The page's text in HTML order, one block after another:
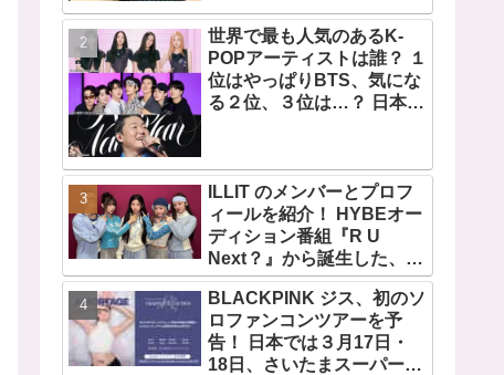
世界で最も人気のあるK-
POPアーティストは誰？ １
位はやっぱりBTS、気にな
る２位、３位は…？ 日本の
の個性あふれるデータに注
目殺到
ILLIT のメンバーとプロフ
ィールを紹介！ HYBEオー
ディション番組『R U
Next？』から誕生した、日
本人のイロハとモカを含む
5人組ガールズグループ！
デビュー曲「Magnetic」が
いきなりの大ヒット
BLACKPINK ジス、初のソ
ロファンコンツアーを予
告！ 日本では３月17日・
18日、さいたまスーパーア